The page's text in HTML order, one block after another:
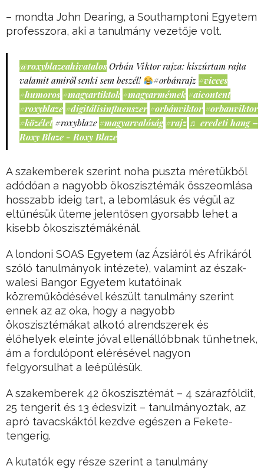
– mondta John Dearing, a Southamptoni Egyetem
professzora, aki a tanulmány vezetője volt.
@roxyblazeahivatalos Orbán Viktor rajza: kiszúrtam rajta
valamit amiről senki sem beszél!
#orbánrajz #vicces
#humoros #magyartiktok #magyarmémek #aicontent
#roxyblaze #digitálisinfluenszer #orbánviktor #orbanviktor
#közélet #roxyblaze #magyarvalóság #rajz ♬ eredeti hang –
Roxy Blaze - Roxy Blaze
A szakemberek szerint noha puszta méretükből
adódóan a nagyobb ökoszisztémák összeomlása
hosszabb ideig tart, a lebomlásuk és végül az
eltűnésük üteme jelentősen gyorsabb lehet a
kisebb ökoszisztémákénál.
A londoni SOAS Egyetem (az Ázsiáról és Afrikáról
szóló tanulmányok intézete), valamint az észak-
walesi Bangor Egyetem kutatóinak
közreműködésével készült tanulmány szerint
ennek az az oka, hogy a nagyobb
ökoszisztémákat alkotó alrendszerek és
élőhelyek eleinte jóval ellenállóbbnak tűnhetnek,
ám a fordulópont elérésével nagyon
felgyorsulhat a leépülésük.
A szakemberek 42 ökoszisztémát – 4 szárazföldit,
25 tengerit és 13 édesvizit – tanulmányoztak, az
apró tavacskáktól kezdve egészen a Fekete-
tengerig.
A kutatók egy része szerint a tanulmány